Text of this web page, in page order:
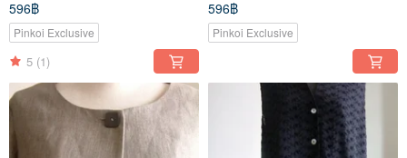
596฿
Pinkoi Exclusive
5 (1)
596฿
Pinkoi Exclusive